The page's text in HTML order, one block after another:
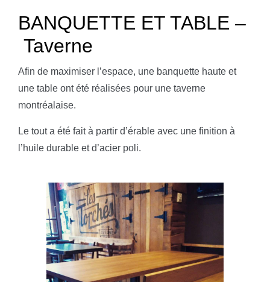
BANQUETTE ET TABLE –
Taverne
Afin de maximiser l’espace, une banquette haute et
une table ont été réalisées pour une taverne
montréalaise.
Le tout a été fait à partir d’érable avec une finition à
l’huile durable et d’acier poli.